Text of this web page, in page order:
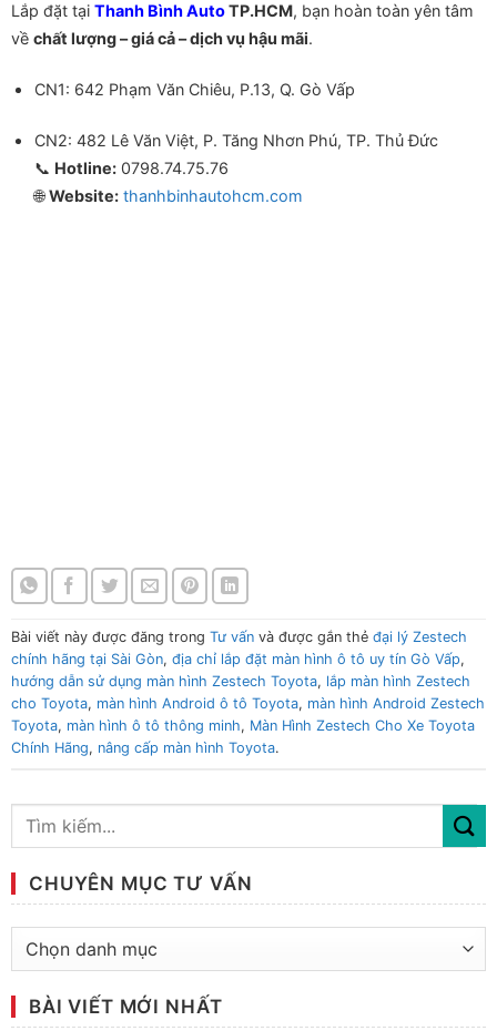
Lắp đặt tại Thanh Bình AutoTP.HCM, bạn hoàn toàn yên tâm
về chất lượng – giá cả – dịch vụ hậu mãi.
CN1: 642 Phạm Văn Chiêu, P.13, Q. Gò Vấp
CN2: 482 Lê Văn Việt, P. Tăng Nhơn Phú, TP. Thủ Đức
📞 Hotline:0798.74.75.76
🌐Website: thanhbinhautohcm.com
Bài viết này được đăng trong Tư vấn và được gắn thẻ đại lý Zestech
chính hãng tại Sài Gòn, địa chỉ lắp đặt màn hình ô tô uy tín Gò Vấp,
hướng dẫn sử dụng màn hình Zestech Toyota, lắp màn hình Zestech
cho Toyota, màn hình Android ô tô Toyota, màn hình Android Zestech
Toyota, màn hình ô tô thông minh, Màn Hình Zestech Cho Xe Toyota
Chính Hãng, nâng cấp màn hình Toyota.
CHUYÊN MỤC TƯ VẤN
Chuyên
vấnBÀI VIẾT MỚI NHẤT